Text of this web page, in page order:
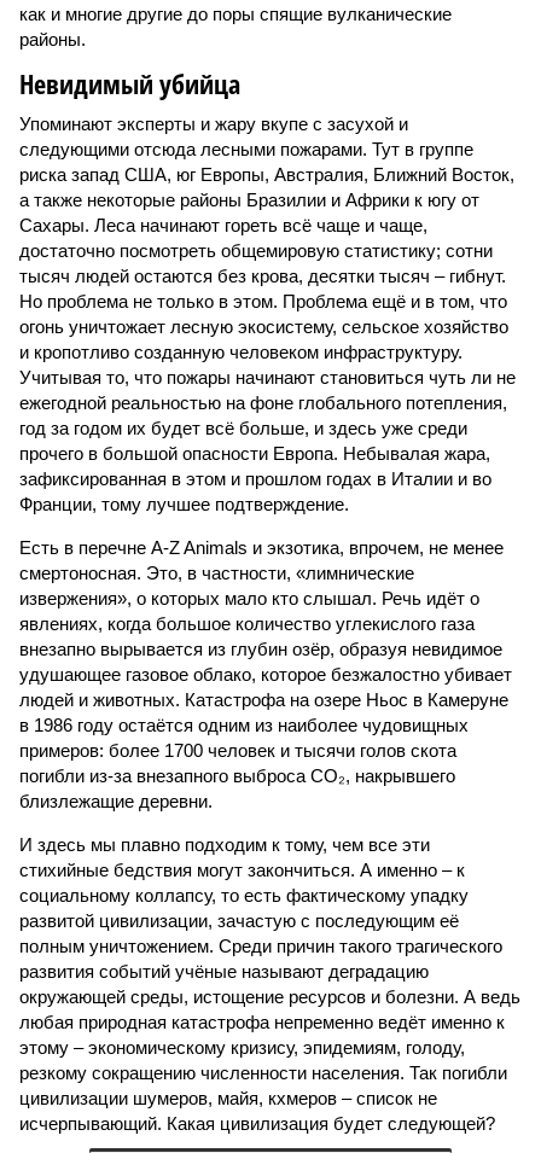
как и многие другие до поры спящие вулканические
районы.
Невидимый убийца
Упоминают эксперты и жару вкупе с засухой и
следующими отсюда лесными пожарами. Тут в группе
риска запад США, юг Европы, Австралия, Ближний Восток,
а также некоторые районы Бразилии и Африки к югу от
Сахары. Леса начинают гореть всё чаще и чаще,
достаточно посмотреть общемировую статистику; сотни
тысяч людей остаются без крова, десятки тысяч – гибнут.
Но проблема не только в этом. Проблема ещё и в том, что
огонь уничтожает лесную экосистему, сельское хозяйство
и кропотливо созданную человеком инфраструктуру.
Учитывая то, что пожары начинают становиться чуть ли не
ежегодной реальностью на фоне глобального потепления,
год за годом их будет всё больше, и здесь уже среди
прочего в большой опасности Европа. Небывалая жара,
зафиксированная в этом и прошлом годах в Италии и во
Франции, тому лучшее подтверждение.
Есть в перечне A-Z Animals и экзотика, впрочем, не менее
смертоносная. Это, в частности, «лимнические
извержения», о которых мало кто слышал. Речь идёт о
явлениях, когда большое количество углекислого газа
внезапно вырывается из глубин озёр, образуя невидимое
удушающее газовое облако, которое безжалостно убивает
людей и животных. Катастрофа на озере Ньос в Камеруне
в 1986 году остаётся одним из наиболее чудовищных
примеров: более 1700 человек и тысячи голов скота
погибли из-за внезапного выброса CO₂, накрывшего
близлежащие деревни.
И здесь мы плавно подходим к тому, чем все эти
стихийные бедствия могут закончиться. А именно – к
социальному коллапсу, то есть фактическому упадку
развитой цивилизации, зачастую с последующим её
полным уничтожением. Среди причин такого трагического
развития событий учёные называют деградацию
окружающей среды, истощение ресурсов и болезни. А ведь
любая природная катастрофа непременно ведёт именно к
этому – экономическому кризису, эпидемиям, голоду,
резкому сокращению численности населения. Так погибли
цивилизации шумеров, майя, кхмеров – список не
исчерпывающий. Какая цивилизация будет следующей?